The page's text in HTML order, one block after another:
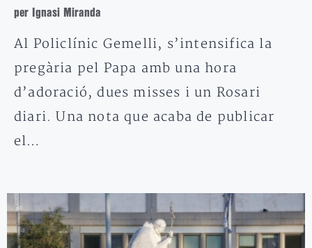
per Ignasi Miranda
Al Policlínic Gemelli, s’intensifica la
pregària pel Papa amb una hora
d’adoració, dues misses i un Rosari
diari. Una nota que acaba de publicar
el…